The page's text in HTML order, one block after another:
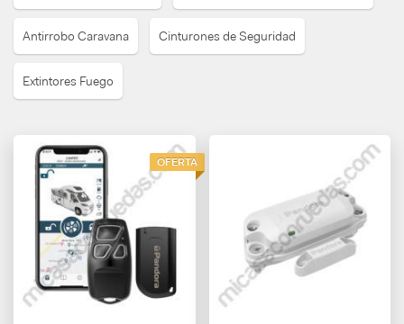
Antirrobo Caravana Cinturones de Seguridad
Extintores Fuego
OFERTA